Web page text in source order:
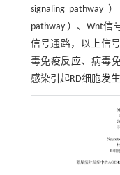
signaling pathway
pathway ）、Wnt信
信号通路，以上信
毒免疫反应、病毒
感染引起RD细胞发